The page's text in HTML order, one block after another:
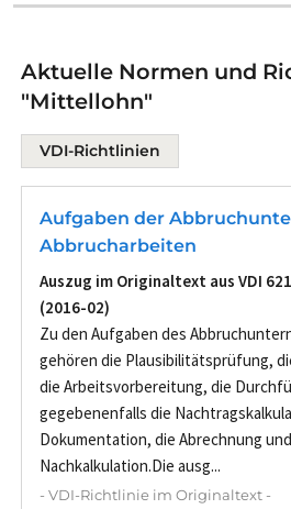
Aktuelle Normen und
"Mittellohn"
VDI-Richtlinien
Aufgaben der
Abbrucharbeiten
Auszug im Originaltext aus VDI
(2016-02)
Zu den Aufgaben des
gehören die Plausibilitätsprüfung,
die Arbeitsvorbereitung, die
gegebenenfalls die
Dokumentation, die Abrechnung
Nachkalkulation.Die ausg...
- VDI-Richtlinie im Originaltext -